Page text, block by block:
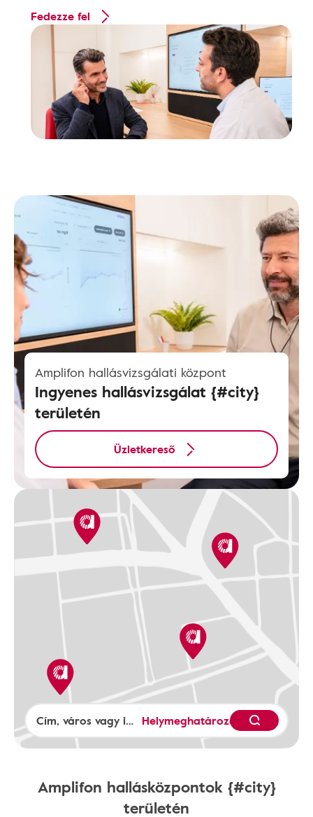
Fedezze fel
Amplifon hallásvizsgálati központ
Ingyenes hallásvizsgálat {#city}
területén
Üzletkereső
Helymeghatározás
Amplifon hallásközpontok {#city}
területén